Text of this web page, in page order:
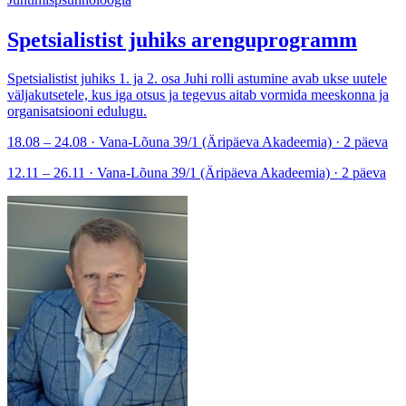
Spetsialistist juhiks arenguprogramm
Spetsialistist juhiks 1. ja 2. osa Juhi rolli astumine avab ukse uutele
väljakutsetele, kus iga otsus ja tegevus aitab vormida meeskonna ja
organisatsiooni edulugu.
18.08 – 24.08 · Vana-Lõuna 39/1 (Äripäeva Akadeemia) · 2 päeva
12.11 – 26.11 · Vana-Lõuna 39/1 (Äripäeva Akadeemia) · 2 päeva